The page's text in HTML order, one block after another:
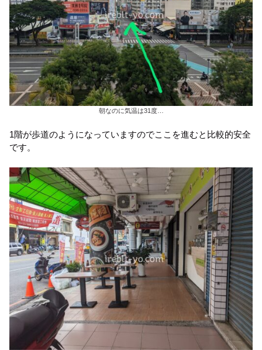
朝なのに気温は31度…
1階が歩道のようになっていますのでここを進むと比較的安全
です。